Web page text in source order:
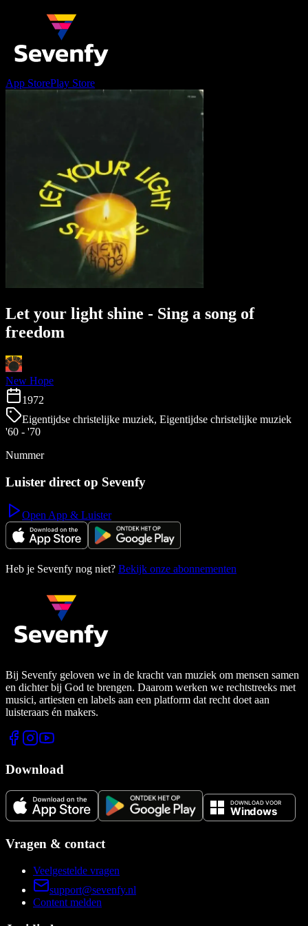
App StorePlay Store
Let your light shine - Sing a song of
freedom
New Hope
1972
Eigentijdse christelijke muziek, Eigentijdse christelijke muziek
'60 - '70
Nummer
Luister direct op Sevenfy
Open App & Luister
Heb je Sevenfy nog niet? Bekijk onze abonnementen
Bij Sevenfy geloven we in de kracht van muziek om mensen samen
en dichter bij God te brengen. Daarom werken we rechtstreeks met
musici, artiesten en labels aan een platform dat recht doet aan
luisteraars én makers.
Download
Vragen & contact
Veelgestelde vragen
support@sevenfy.nl
Content melden